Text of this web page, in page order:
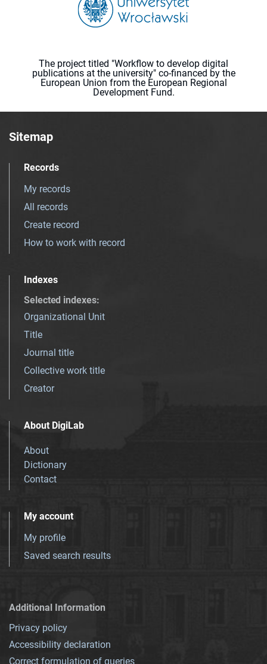
The project titled "Workflow to develop digital
publications at the university" co-financed by the
European Union from the European Regional
Development Fund.
Sitemap
Records
My records
All records
Create record
How to work with record
Indexes
Selected indexes:
Organizational Unit
Title
Journal title
Collective work title
Creator
About DigiLab
About
Dictionary
Contact
My account
My profile
Saved search results
Additional Information
Privacy policy
Accessibility declaration
Correct formulation of queries